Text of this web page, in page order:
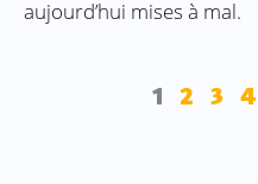
aujourd’hui mises à mal.
1 2 3 4